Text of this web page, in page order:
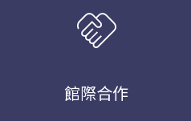
handshake
館際合作